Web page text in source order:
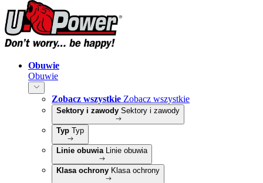
Obuwie
Obuwie
Zobacz wszystkie Zobacz wszystkie
Sektory i zawody Sektory i zawody
Typ Typ
Linie obuwia Linie obuwia
Klasa ochrony Klasa ochrony